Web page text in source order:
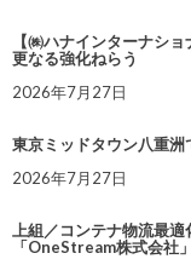
【㈱ハナインターナシ
更なる強化ねらう
2026年7月27日
東京ミッドタウン八重
2026年7月27日
上組／コンテナ物流最
「OneStream株式会社